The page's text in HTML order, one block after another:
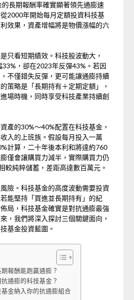
長期報酬率確實顯著領先通膨速
2000年開始每月定額投資科技基
效果，資產增幅將是物價漲幅的六
只看短期績效。科技股波動大，
，卻在2023年反彈43%。若因
不僅錯失反彈，更可能讓通膨持續
策略是「長期持有＋定期定額」，
場時機，同時享受科技產業持續創
產的30%～40%配置在科技基金，
入的上班族。假設每月投入一萬
計算，二十年後本利和將達約760
僅會讓購買力減半，實際購買力仍
較純粹儲蓄，差距高達數百萬元。
險。科技基金的高度波動需要投資
能堅持「買進並長期持有」的紀
局，科技基金確實是對抗通膨最強
，我們將深入探討三個關鍵面向，
基金投資藍圖。
報酬能跑贏通膨？
通膨的科技基金？
金納入你的抗通膨組合